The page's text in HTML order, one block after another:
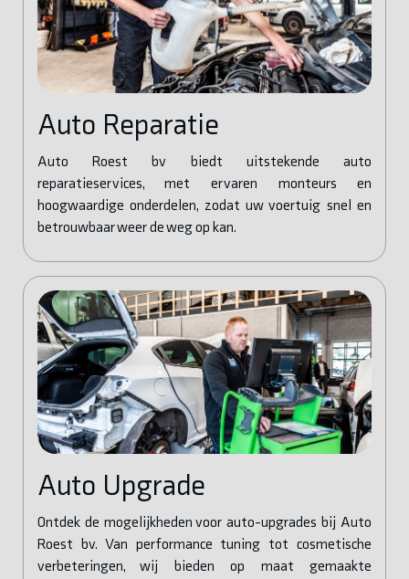
Auto Reparatie
Auto Roest bv biedt uitstekende auto
reparatieservices, met ervaren monteurs en
hoogwaardige onderdelen, zodat uw voertuig snel en
betrouwbaar weer de weg op kan.
Auto Upgrade
Ontdek de mogelijkheden voor auto-upgrades bij Auto
Roest bv. Van performance tuning tot cosmetische
verbeteringen, wij bieden op maat gemaakte